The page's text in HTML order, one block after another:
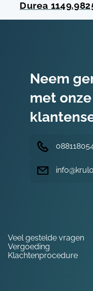
Durea
Neem
met onze
Veel gestelde vragen
Vergoeding
Klachtenprocedure